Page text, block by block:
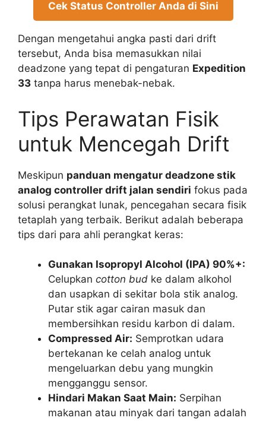
Cek Status Controller Anda di Sini
Dengan mengetahui angka pasti dari drift
tersebut, Anda bisa memasukkan nilai
deadzone yang tepat di pengaturan Expedition
33 tanpa harus menebak-nebak.
Tips Perawatan Fisik
untuk Mencegah Drift
Meskipun panduan mengatur deadzone stik
analog controller drift jalan sendiri fokus pada
solusi perangkat lunak, pencegahan secara fisik
tetaplah yang terbaik. Berikut adalah beberapa
tips dari para ahli perangkat keras:
Gunakan Isopropyl Alcohol (IPA) 90%+:
Celupkan cotton bud ke dalam alkohol
dan usapkan di sekitar bola stik analog.
Putar stik agar cairan masuk dan
membersihkan residu karbon di dalam.
Compressed Air: Semprotkan udara
bertekanan ke celah analog untuk
mengeluarkan debu yang mungkin
mengganggu sensor.
Hindari Makan Saat Main: Serpihan
makanan atau minyak dari tangan adalah